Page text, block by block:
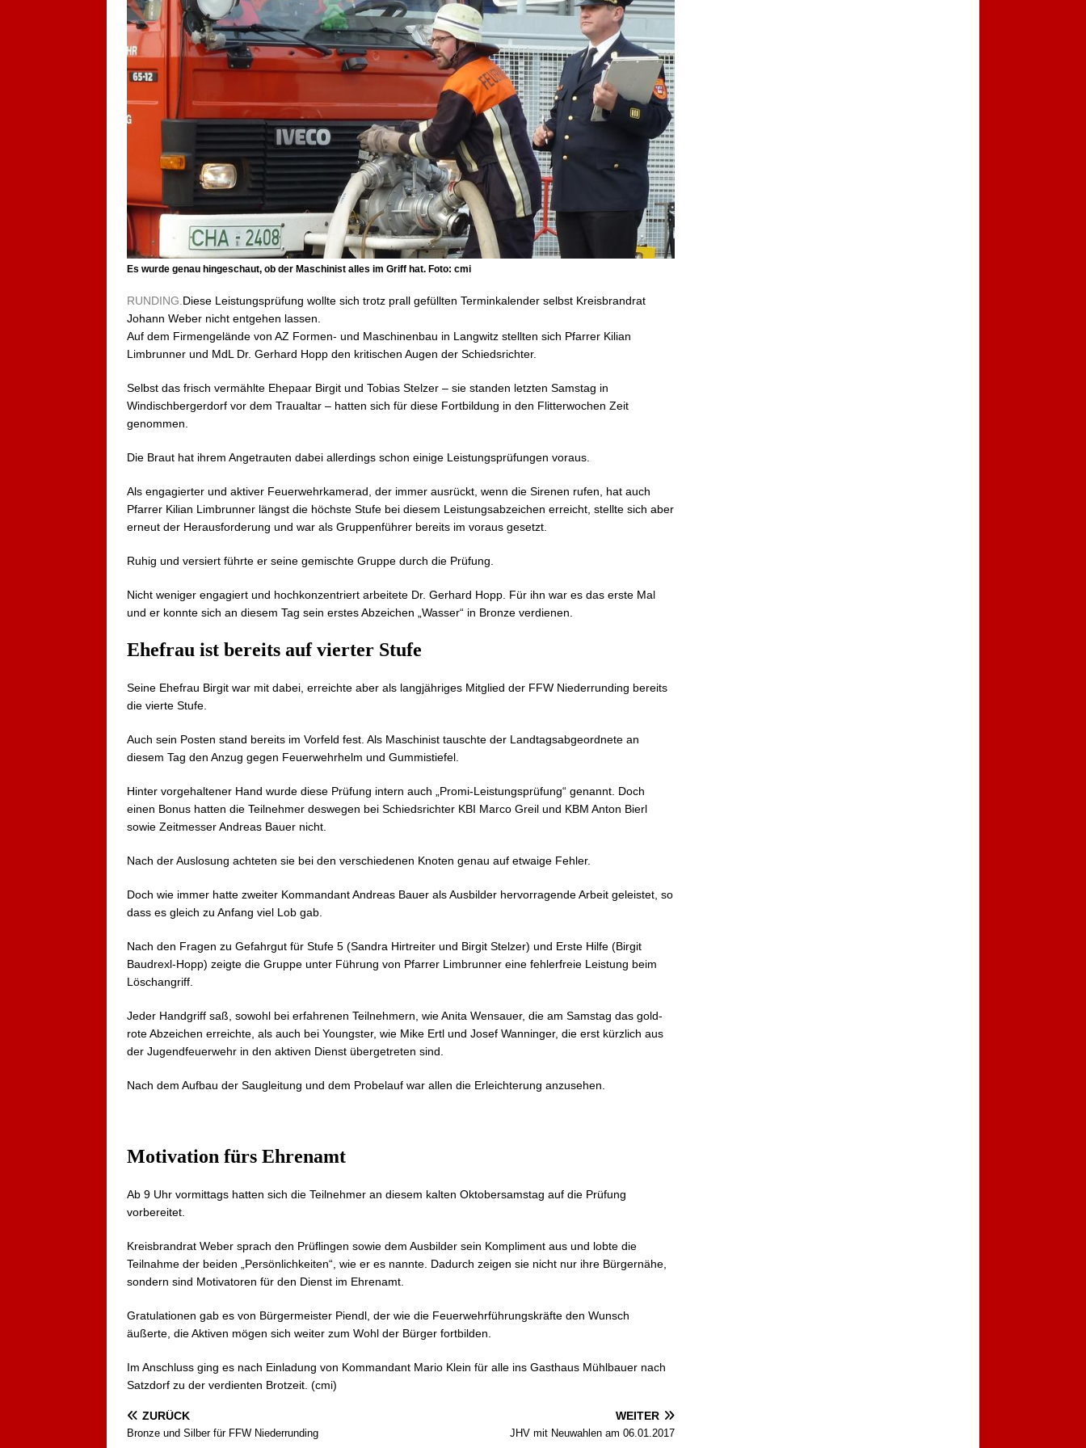
Es wurde genau hingeschaut, ob der Maschinist alles im Griff hat. Foto: cmi
RUNDING. Diese Leistungsprüfung wollte sich trotz prall gefüllten Terminkalender selbst Kreisbrandrat
Johann Weber nicht entgehen lassen.
Auf dem Firmengelände von AZ Formen- und Maschinenbau in Langwitz stellten sich Pfarrer Kilian
Limbrunner und MdL Dr. Gerhard Hopp den kritischen Augen der Schiedsrichter.
Selbst das frisch vermählte Ehepaar Birgit und Tobias Stelzer – sie standen letzten Samstag in
Windischbergerdorf vor dem Traualtar – hatten sich für diese Fortbildung in den Flitterwochen Zeit
genommen.
Die Braut hat ihrem Angetrauten dabei allerdings schon einige Leistungsprüfungen voraus.
Als engagierter und aktiver Feuerwehrkamerad, der immer ausrückt, wenn die Sirenen rufen, hat auch
Pfarrer Kilian Limbrunner längst die höchste Stufe bei diesem Leistungsabzeichen erreicht, stellte sich aber
erneut der Herausforderung und war als Gruppenführer bereits im voraus gesetzt.
Ruhig und versiert führte er seine gemischte Gruppe durch die Prüfung.
Nicht weniger engagiert und hochkonzentriert arbeitete Dr. Gerhard Hopp. Für ihn war es das erste Mal
und er konnte sich an diesem Tag sein erstes Abzeichen „Wasser“ in Bronze verdienen.
Ehefrau ist bereits auf vierter Stufe
Seine Ehefrau Birgit war mit dabei, erreichte aber als langjähriges Mitglied der FFW Niederrunding bereits
die vierte Stufe.
Auch sein Posten stand bereits im Vorfeld fest. Als Maschinist tauschte der Landtagsabgeordnete an
diesem Tag den Anzug gegen Feuerwehrhelm und Gummistiefel.
Hinter vorgehaltener Hand wurde diese Prüfung intern auch „Promi-Leistungsprüfung“ genannt. Doch
einen Bonus hatten die Teilnehmer deswegen bei Schiedsrichter KBI Marco Greil und KBM Anton Bierl
sowie Zeitmesser Andreas Bauer nicht.
Nach der Auslosung achteten sie bei den verschiedenen Knoten genau auf etwaige Fehler.
Doch wie immer hatte zweiter Kommandant Andreas Bauer als Ausbilder hervorragende Arbeit geleistet, so
dass es gleich zu Anfang viel Lob gab.
Nach den Fragen zu Gefahrgut für Stufe 5 (Sandra Hirtreiter und Birgit Stelzer) und Erste Hilfe (Birgit
Baudrexl-Hopp) zeigte die Gruppe unter Führung von Pfarrer Limbrunner eine fehlerfreie Leistung beim
Löschangriff.
Jeder Handgriff saß, sowohl bei erfahrenen Teilnehmern, wie Anita Wensauer, die am Samstag das gold-
rote Abzeichen erreichte, als auch bei Youngster, wie Mike Ertl und Josef Wanninger, die erst kürzlich aus
der Jugendfeuerwehr in den aktiven Dienst übergetreten sind.
Nach dem Aufbau der Saugleitung und dem Probelauf war allen die Erleichterung anzusehen.
Motivation fürs Ehrenamt
Ab 9 Uhr vormittags hatten sich die Teilnehmer an diesem kalten Oktobersamstag auf die Prüfung
vorbereitet.
Kreisbrandrat Weber sprach den Prüflingen sowie dem Ausbilder sein Kompliment aus und lobte die
Teilnahme der beiden „Persönlichkeiten“, wie er es nannte. Dadurch zeigen sie nicht nur ihre Bürgernähe,
sondern sind Motivatoren für den Dienst im Ehrenamt.
Gratulationen gab es von Bürgermeister Piendl, der wie die Feuerwehrführungskräfte den Wunsch
äußerte, die Aktiven mögen sich weiter zum Wohl der Bürger fortbilden.
Im Anschluss ging es nach Einladung von Kommandant Mario Klein für alle ins Gasthaus Mühlbauer nach
Satzdorf zu der verdienten Brotzeit. (cmi)
ZURÜCK
Bronze und Silber für FFW Niederrunding
WEITER
JHV mit Neuwahlen am 06.01.2017